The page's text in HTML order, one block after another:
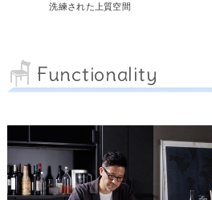
洗練された上質空間
Functionality